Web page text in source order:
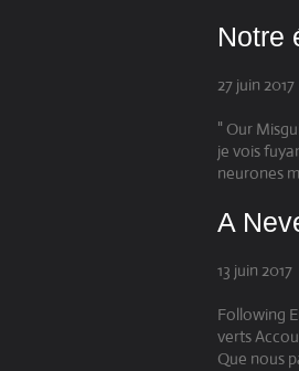
Notre
27 juin 2017
" Our
je vois
neurones
A
13 juin 2017
Following
verts
Que nous